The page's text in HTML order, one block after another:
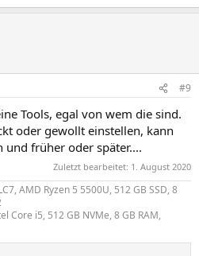
#9
Tools, egal von wem die sind.
oder gewollt einstellen, kann
früher oder später....
Zuletzt bearbeitet: 1. August 2020
AMD Ryzen 5 5500U, 512 GB SSD, 8
Core i5, 512 GB NVMe, 8 GB RAM,